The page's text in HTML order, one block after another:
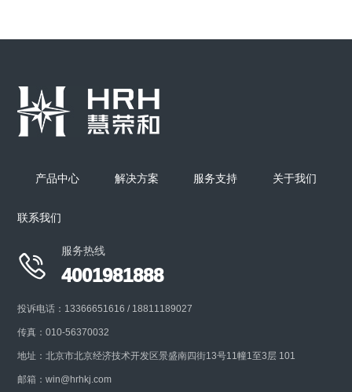
产品中心 解决方案 服务支持 关于我们
联系我们

服务热线
4001981888
投诉电话：13366651616 / 18811189027
传真：010-56370032
地址：北京市北京经济技术开发区景盛南四街13号11幢1至3层 101
邮箱：win@hrhkj.com